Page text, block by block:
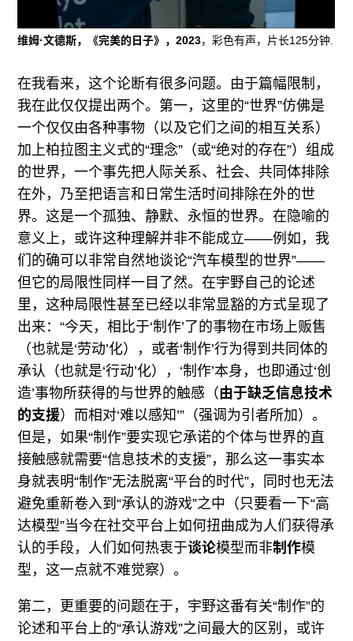
维姆·文德斯，《完美的日子》，2023，彩色有声，片长125分钟.
在我看来，这个论断有很多问题。由于篇幅限制，
我在此仅仅提出两个。第一，这里的“世界”仿佛是
一个仅仅由各种事物（以及它们之间的相互关系）
加上柏拉图主义式的“理念”（或“绝对的存在”）组成
的世界，一个事先把人际关系、社会、共同体排除
在外，乃至把语言和日常生活时间排除在外的世
界。这是一个孤独、静默、永恒的世界。在隐喻的
意义上，或许这种理解并非不能成立——例如，我
们的确可以非常自然地谈论“汽车模型的世界”——
但它的局限性同样一目了然。在宇野自己的论述
里，这种局限性甚至已经以非常显豁的方式呈现了
出来：“今天，相比于‘制作’了的事物在市场上贩售
（也就是‘劳动’化），或者‘制作’行为得到共同体的
承认（也就是‘行动’化），‘制作’本身，也即通过‘创
造’事物所获得的与世界的触感（由于缺乏信息技术
的支援）而相对‘难以感知’”（强调为引者所加）。
但是，如果“制作”要实现它承诺的个体与世界的直
接触感就需要“信息技术的支援”，那么这一事实本
身就表明“制作”无法脱离“平台的时代”，同时也无法
避免重新卷入到“承认的游戏”之中（只要看一下“高
达模型”当今在社交平台上如何扭曲成为人们获得承
认的手段，人们如何热衷于谈论模型而非制作模
型，这一点就不难觉察）。
第二，更重要的问题在于，宇野这番有关“制作”的
论述和平台上的“承认游戏”之间最大的区别，或许